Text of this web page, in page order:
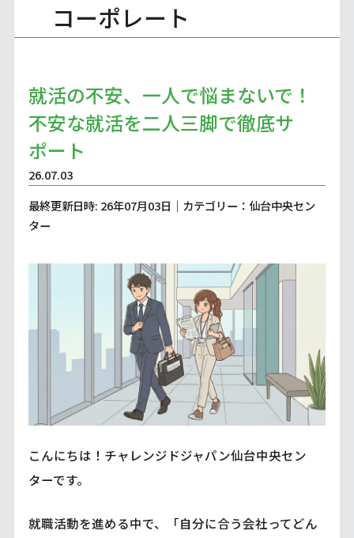
コーポレート
就活の不安、一人で悩まないで！
不安な就活を二人三脚で徹底サ
ポート
26.07.03
最終更新日時: 26年07月03日｜カテゴリー：仙台中央セン
ター
こんにちは！チャレンジドジャパン仙台中央セン
ターです。
就職活動を進める中で、「自分に合う会社ってどん